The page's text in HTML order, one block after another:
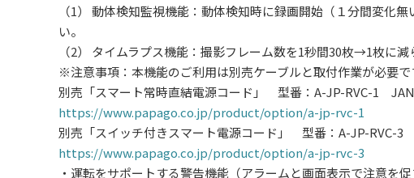
（1） 動体検知監視機能：動体検知時に録画開始（１分間変化
い。
（2） タイムラプス機能：撮影フレーム数を1秒間30枚→1枚に
※注意事項：本機能のご利用は別売ケーブルと取付作業が必要で
別売「スマート常時直結電源コード」 型番：A-JP-RVC-1 JAN
https://www.papago.co.jp/product/option/a-jp-rvc-1
別売「スイッチ付きスマート電源コード」 型番：A-JP-RVC-3
https://www.papago.co.jp/product/option/a-jp-rvc-3
・運転をサポートする警告機能（アラームと画面表示で注意を